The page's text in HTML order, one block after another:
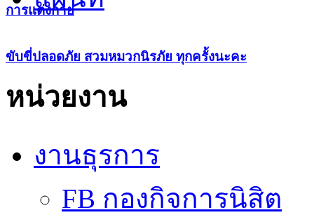
การแต่งกาย
ขับขี่ปลอดภัย สวมหมวกนิรภัย ทุกครั้งนะคะ
หน่วยงาน
งานธุรการ
FB กองกิจการนิสิต